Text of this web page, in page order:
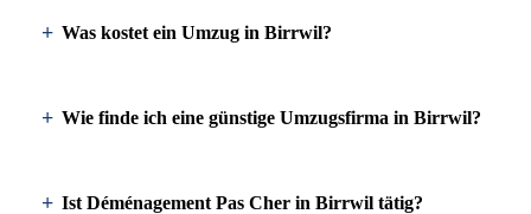
Was kostet ein Umzug in Birrwil?
Wie finde ich eine günstige Umzugsfirma in Birrwil?
Ist Déménagement Pas Cher in Birrwil tätig?